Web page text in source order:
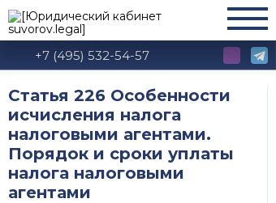
+7 (495) 532-54-57
Статья 226 Особенности
исчисления налога
налоговыми агентами.
Порядок и сроки уплаты
налога налоговыми
агентами